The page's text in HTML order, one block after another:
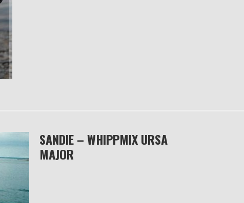
SANDIE – WHIPPMIX URSA
MAJOR